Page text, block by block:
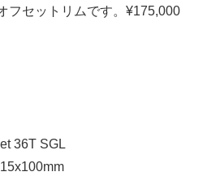
フセットリムです。¥175,000
36T SGL